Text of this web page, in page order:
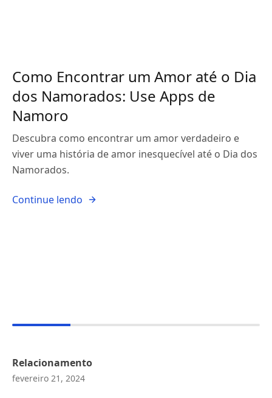
Como Encontrar um Amor até o Dia
dos Namorados: Use Apps de
Namoro
Descubra como encontrar um amor verdadeiro e
viver uma história de amor inesquecível até o Dia dos
Namorados.
Continue lendo
Relacionamento
fevereiro 21, 2024